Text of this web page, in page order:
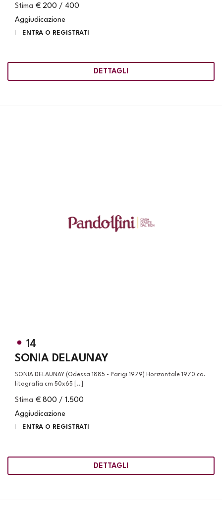
Stima € 200 / 400
Aggiudicazione
ENTRA O REGISTRATI
DETTAGLI
14
SONIA DELAUNAY
SONIA DELAUNAY (Odessa 1885 - Parigi 1979) Horizontale 1970 ca.
litografia cm 50x65 [..]
Stima € 800 / 1.500
Aggiudicazione
ENTRA O REGISTRATI
DETTAGLI